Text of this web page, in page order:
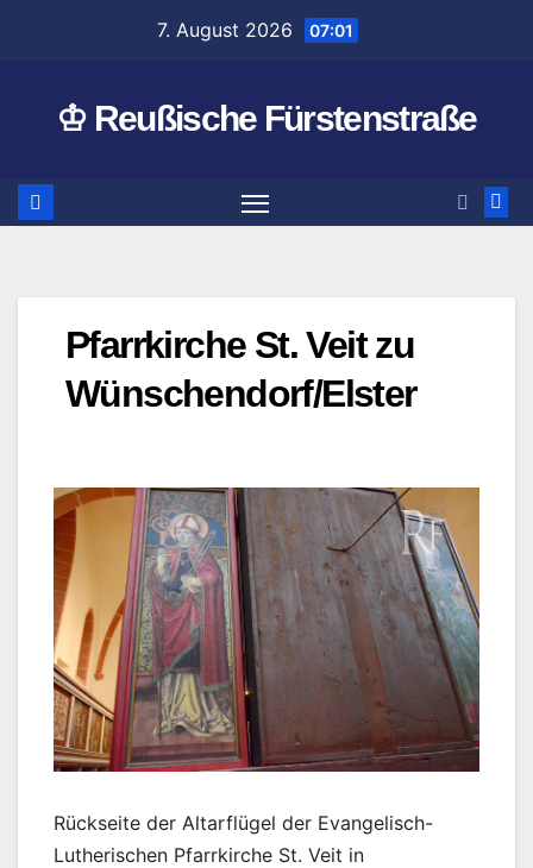
7. August 2026 07:01
♔ Reußische Fürstenstraße
Pfarrkirche St. Veit zu
Wünschendorf/Elster
Rückseite der Altarflügel der Evangelisch-
Lutherischen Pfarrkirche St. Veit in